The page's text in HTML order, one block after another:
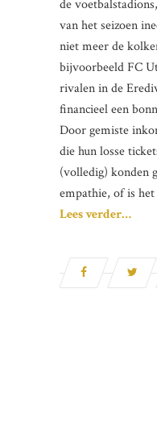
de
van het seizoen
niet meer de
bijvoorbeeld FC
rivalen in de
financieel een
Door gemiste
die hun losse
(volledig) konden
empathie, of is
Lees verder…